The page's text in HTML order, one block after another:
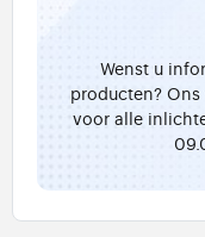
Wenst u
producten?
voor alle